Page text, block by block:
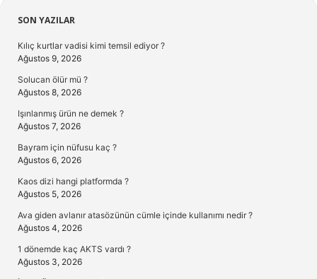
Sidebar
SON YAZILAR
Kılıç kurtlar vadisi kimi temsil ediyor ?
Ağustos 9, 2026
Solucan ölür mü ?
Ağustos 8, 2026
Işınlanmış ürün ne demek ?
Ağustos 7, 2026
Bayram için nüfusu kaç ?
Ağustos 6, 2026
Kaos dizi hangi platformda ?
Ağustos 5, 2026
Ava giden avlanır atasözünün cümle içinde kullanımı nedir ?
Ağustos 4, 2026
1 dönemde kaç AKTS vardı ?
Ağustos 3, 2026